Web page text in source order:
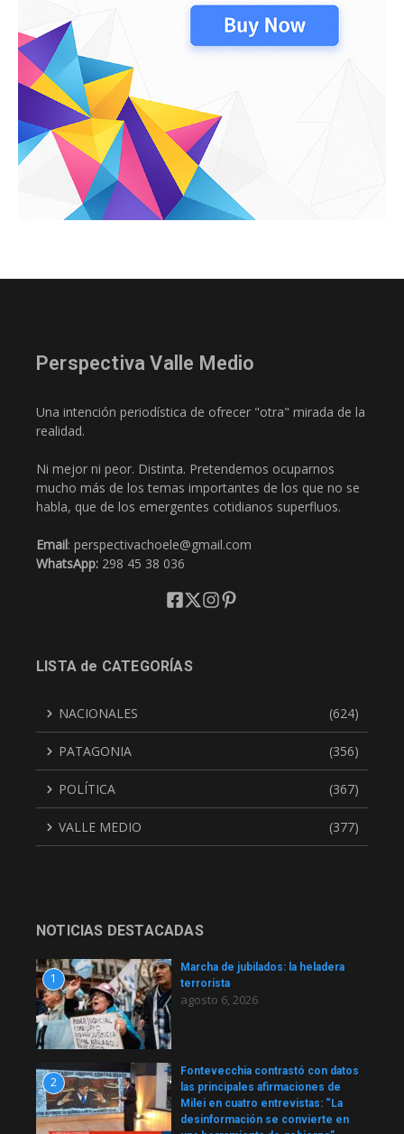
Perspectiva Valle Medio
Una intención periodística de ofrecer "otra" mirada de la
realidad.
Ni mejor ni peor. Distinta. Pretendemos ocuparnos
mucho más de los temas importantes de los que no se
habla, que de los emergentes cotidianos superfluos.
Email: perspectivachoele@gmail.com
WhatsApp: 298 45 38 036
LISTA de CATEGORÍAS
NACIONALES (624)
PATAGONIA (356)
POLÍTICA (367)
VALLE MEDIO (377)
NOTICIAS DESTACADAS
1
Marcha de jubilados: la heladera
terrorista
agosto 6, 2026
2
Fontevecchia contrastó con datos
las principales afirmaciones de
Milei en cuatro entrevistas: “La
desinformación se convierte en